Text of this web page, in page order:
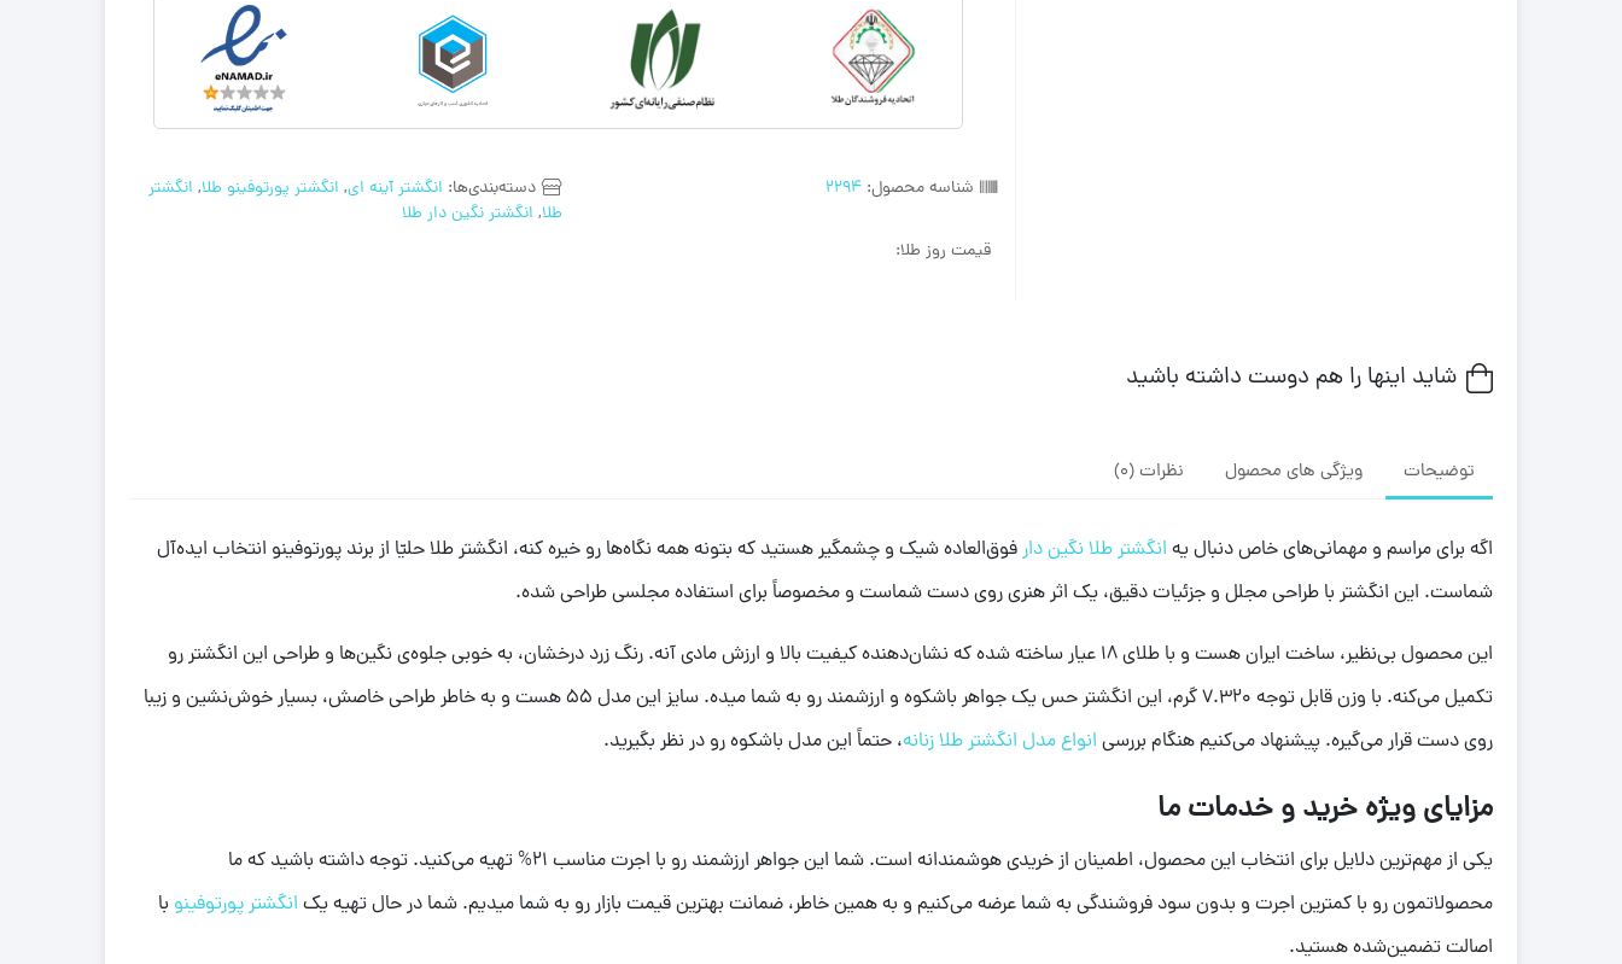
شناسه محصول:2294 دسته‌بندی‌ها: انگشتر آینه ای, انگشتر پورتوفینو طلا, انگشتر
طلا, انگشتر نگین دار طلا
قیمت روز طلا:
شاید اینها را هم دوست داشته باشید
توضیحات ویژگی های محصول نظرات (0)
اگه برای مراسم و مهمانی‌های خاص دنبال یه انگشتر طلا نگین دارفوق‌العاده شیک و چشمگیر هستید که بتونه همه نگاه‌ها رو خیره کنه، انگشتر طلا حلیّا از برند پورتوفینو انتخاب ایده‌آل
شماست. این انگشتر با طراحی مجلل و جزئیات دقیق، یک اثر هنری روی دست شماست و مخصوصاً برای استفاده مجلسی طراحی شده.
این محصول بی‌نظیر، ساخت ایران هست و با طلای 18 عیار ساخته شده که نشان‌دهنده کیفیت بالا و ارزش مادی آنه. رنگ زرد درخشان، به خوبی جلوه‌ی نگین‌ها و طراحی این انگشتر رو
تکمیل می‌کنه. با وزن قابل توجه 7.320 گرم، این انگشتر حس یک جواهر باشکوه و ارزشمند رو به شما میده. سایز این مدل 55 هست و به خاطر طراحی خاصش، بسیار خوش‌نشین و زیبا
روی دست قرار می‌گیره. پیشنهاد می‌کنیم هنگام بررسی انواع مدل انگشتر طلا زنانه، حتماً این مدل باشکوه رو در نظر بگیرید.
مزایای ویژه خرید و خدمات ما
یکی از مهم‌ترین دلایل برای انتخاب این محصول، اطمینان از خریدی هوشمندانه است. شما این جواهر ارزشمند رو با اجرت مناسب 21% تهیه می‌کنید. توجه داشته باشید که ما
محصولاتمون رو با کمترین اجرت و بدون سود فروشندگی به شما عرضه می‌کنیم و به همین خاطر، ضمانت بهترین قیمت بازار رو به شما میدیم. شما در حال تهیه یک انگشتر پورتوفینو با
اصالت تضمین‌شده هستید.